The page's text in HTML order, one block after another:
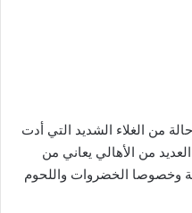
من الغلاء الشديد التي أدت
من الأهالي يعاني من
وخصوصا الخضروات واللحوم